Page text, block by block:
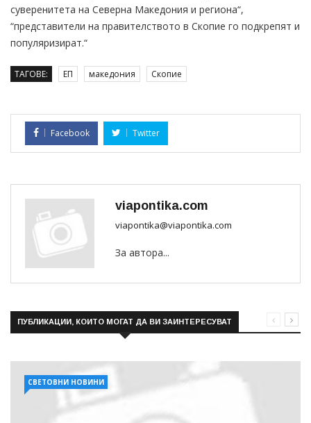
суверенитета на Северна Македония и региона“,
“представители на правителството в Скопие го подкрепят и
популяризират.“
ТАГОВЕ: ЕП македония Скопие
Facebook Twitter
viapontika.com
viapontika@viapontika.com
За автора...
ПУБЛИКАЦИИ, КОИТО МОГАТ ДА ВИ ЗАИНТЕРЕСУВАТ
СВЕТОВНИ НОВИНИ